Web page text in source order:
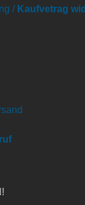
/ Kaufvetrag